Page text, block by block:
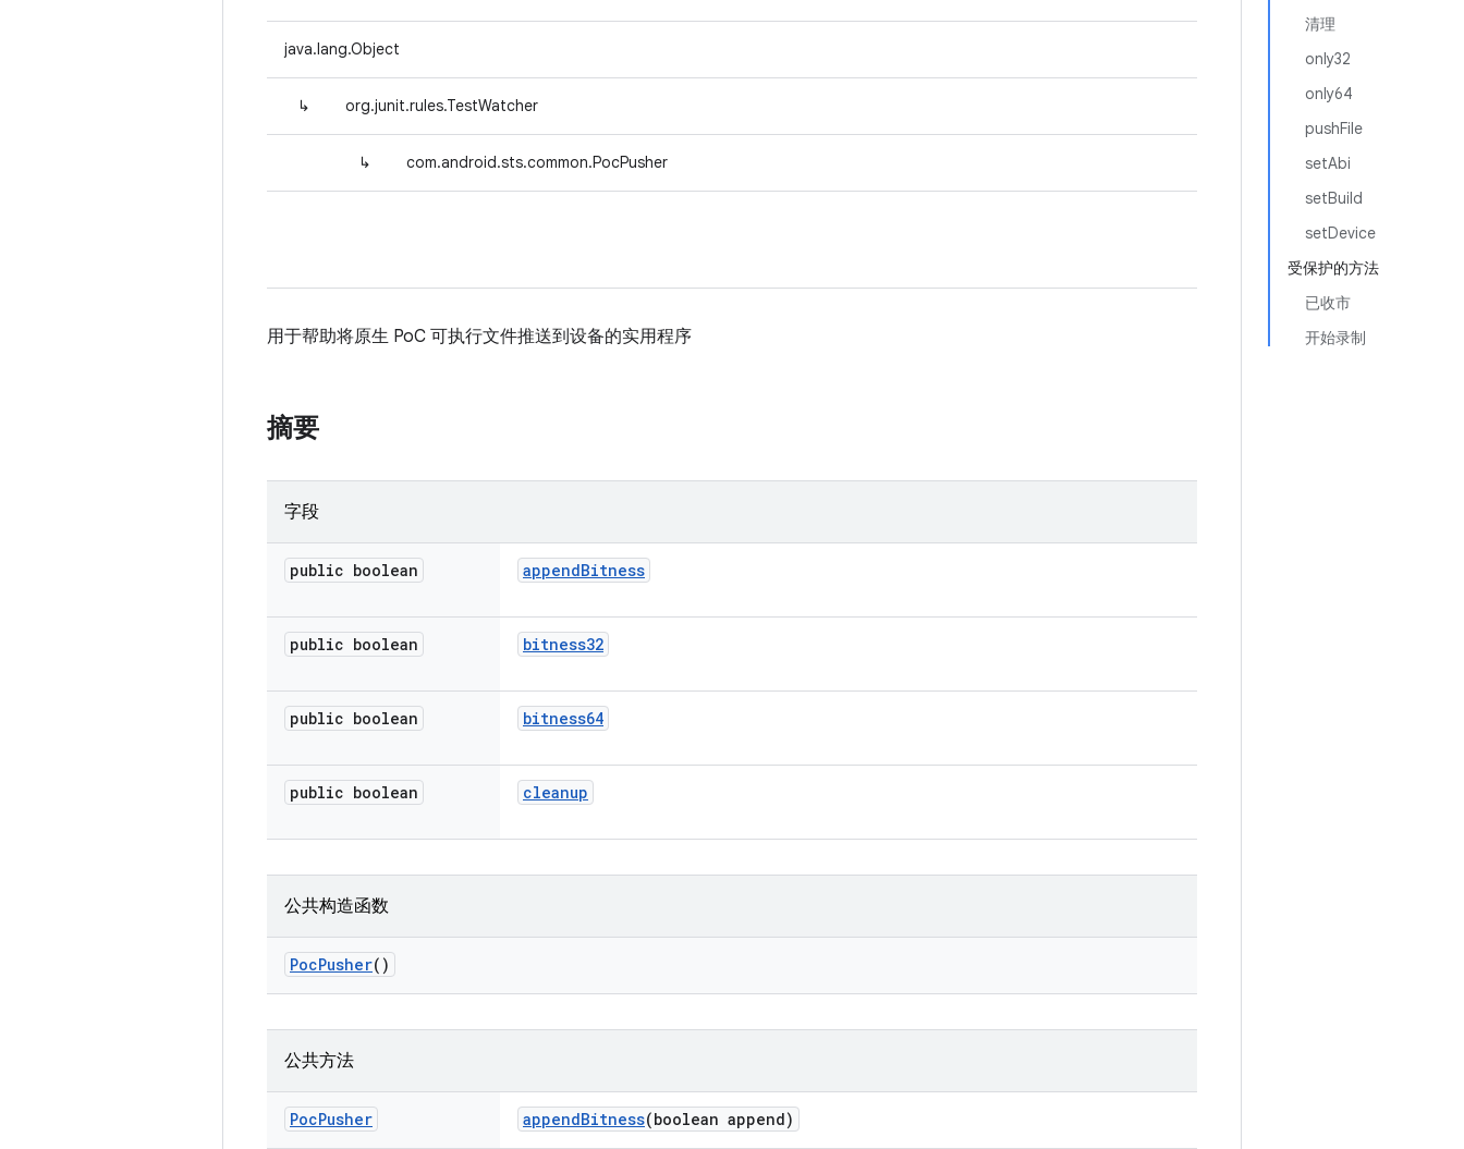
清理
only32
only64
pushFile
setAbi
setBuild
setDevice
受保护的方法
已收市
开始录制
java.lang.Object
↳ org.junit.rules.TestWatcher
↳ com.android.sts.common.PocPusher
用于帮助将原生 PoC 可执行文件推送到设备的实用程序
摘要
字段
public boolean appendBitness
public boolean bitness32
public boolean bitness64
public boolean cleanup
公共构造函数
PocPusher()
公共方法
PocPusher appendBitness(boolean append)